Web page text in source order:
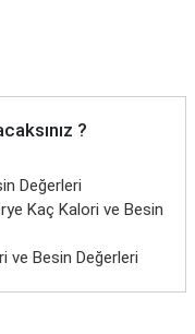
?
Değerleri
Kaç Kalori ve Besin
ve Besin Değerleri